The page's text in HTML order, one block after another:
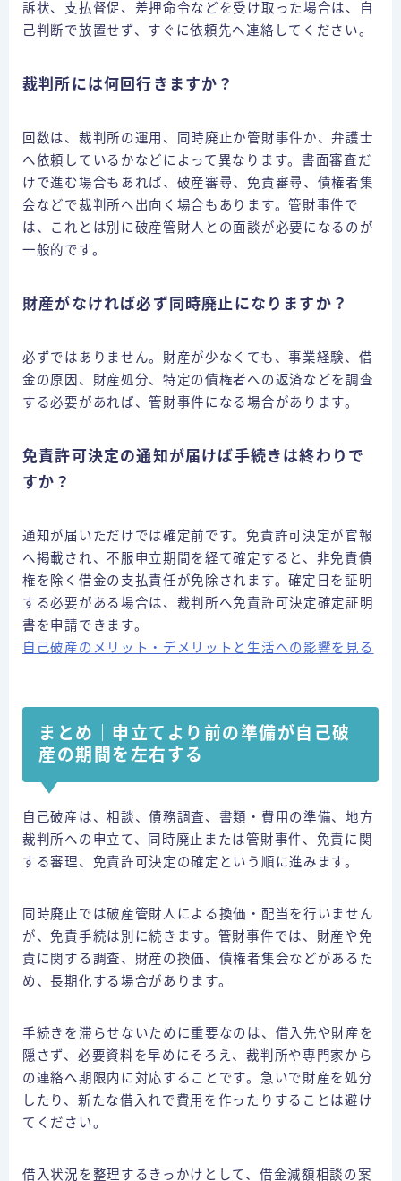
訴状、支払督促、差押命令などを受け取った場合は、自
己判断で放置せず、すぐに依頼先へ連絡してください。
裁判所には何回行きますか？
回数は、裁判所の運用、同時廃止か管財事件か、弁護士
へ依頼しているかなどによって異なります。書面審査だ
けで進む場合もあれば、破産審尋、免責審尋、債権者集
会などで裁判所へ出向く場合もあります。管財事件で
は、これとは別に破産管財人との面談が必要になるのが
一般的です。
財産がなければ必ず同時廃止になりますか？
必ずではありません。財産が少なくても、事業経験、借
金の原因、財産処分、特定の債権者への返済などを調査
する必要があれば、管財事件になる場合があります。
免責許可決定の通知が届けば手続きは終わりで
すか？
通知が届いただけでは確定前です。免責許可決定が官報
へ掲載され、不服申立期間を経て確定すると、非免責債
権を除く借金の支払責任が免除されます。確定日を証明
する必要がある場合は、裁判所へ免責許可決定確定証明
書を申請できます。
自己破産のメリット・デメリットと生活への影響を見る
まとめ｜申立てより前の準備が自己破
産の期間を左右する
自己破産は、相談、債務調査、書類・費用の準備、地方
裁判所への申立て、同時廃止または管財事件、免責に関
する審理、免責許可決定の確定という順に進みます。
同時廃止では破産管財人による換価・配当を行いません
が、免責手続は別に続きます。管財事件では、財産や免
責に関する調査、財産の換価、債権者集会などがあるた
め、長期化する場合があります。
手続きを滞らせないために重要なのは、借入先や財産を
隠さず、必要資料を早めにそろえ、裁判所や専門家から
の連絡へ期限内に対応することです。急いで財産を処分
したり、新たな借入れで費用を作ったりすることは避け
てください。
借入状況を整理するきっかけとして、借金減額相談の案
お問合せ